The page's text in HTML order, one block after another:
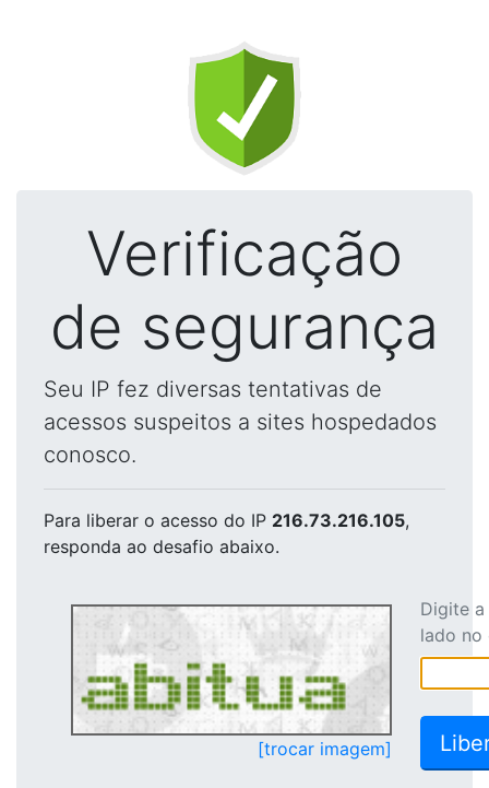
Verificação
de segurança
Seu IP fez diversas tentativas de
acessos suspeitos a sites hospedados
conosco.
Para liberar o acesso do IP 216.73.216.105,
responda ao desafio abaixo.
[trocar imagem]
Digite
lado no